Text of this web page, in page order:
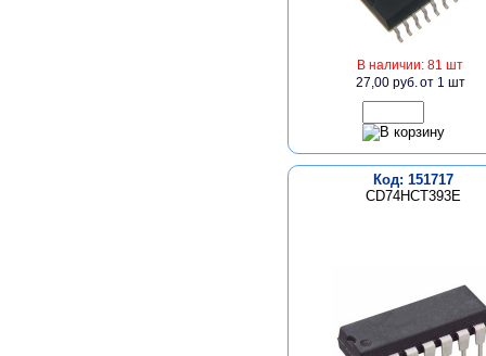
В наличии: 81 шт
27,00 руб.от 1 шт
Код: 151717
CD74HCT393E